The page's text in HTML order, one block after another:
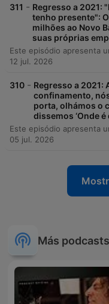
311 - Regresso a 2021:
tenho presente":
milhões ao Novo
suas próprias
12 jul. 2026
310 - Regresso a 2021:
confinamento,
porta, olhámos o
dissemos ‘Onde é
05 jul. 2026
Más